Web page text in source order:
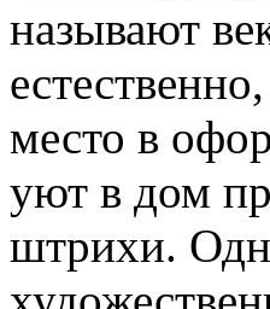
называют
место в
уют в дом
штрихи.